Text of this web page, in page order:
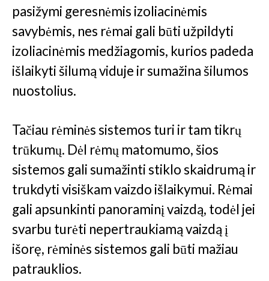
pasižymi geresnėmis izoliacinėmis
savybėmis, nes rėmai gali būti užpildyti
izoliacinėmis medžiagomis, kurios padeda
išlaikyti šilumą viduje ir sumažina šilumos
nuostolius.
Tačiau rėminės sistemos turi ir tam tikrų
trūkumų. Dėl rėmų matomumo, šios
sistemos gali sumažinti stiklo skaidrumą ir
trukdyti visiškam vaizdo išlaikymui. Rėmai
gali apsunkinti panoraminį vaizdą, todėl jei
svarbu turėti nepertraukiamą vaizdą į
išorę, rėminės sistemos gali būti mažiau
patrauklios.